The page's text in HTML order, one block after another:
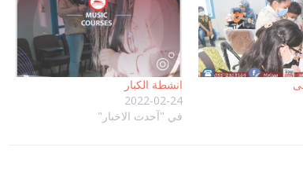
انشطة الكبار
2022-02-24
في "آحدث الاخبار"